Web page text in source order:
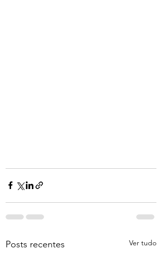
Posts recentes Ver tudo